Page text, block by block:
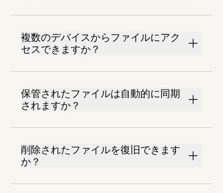
複数のデバイスからファイルにアク
セスできますか？
保管されたファイルは自動的に同期
されますか？
削除されたファイルを復旧できます
か？